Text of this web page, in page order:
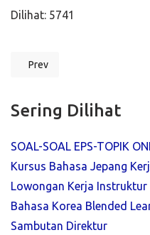
Dilihat: 5741
Previous article: Sambutan
Prev
Sering Dilihat
SOAL-SOAL EPS-TOPIK
Kursus Bahasa Jepang
Lowongan Kerja Instruktur
Bahasa Korea Blended
Sambutan Direktur